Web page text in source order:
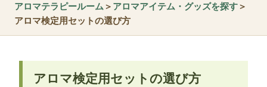
アロマテラピールーム＞ アロマアイテム・グッズを探す＞
アロマ検定用セットの選び方
アロマ検定用セットの選び方